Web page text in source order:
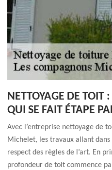
NETTOYAGE DE TOIT
QUI SE FAIT ÉTAPE
Avec l’entreprise nettoyage de
Michelet, les travaux allant dans
respect des règles de l’art. En
profondeur de toit commence